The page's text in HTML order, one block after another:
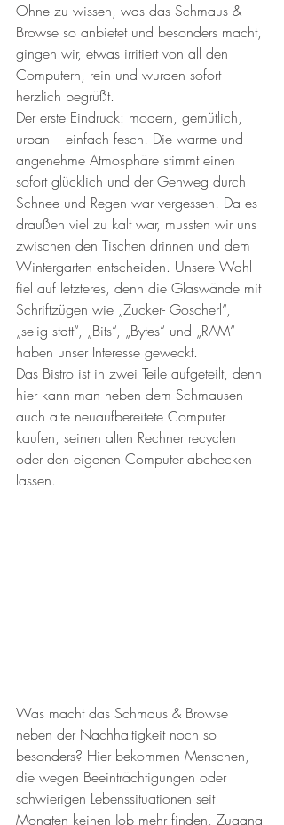
Ohne zu wissen, was das Schmaus &
Browse so anbietet und besonders macht,
gingen wir, etwas irritiert von all den
Computern, rein und wurden sofort
herzlich begrüßt.
Der erste Eindruck: modern, gemütlich,
urban – einfach fesch! Die warme und
angenehme Atmosphäre stimmt einen
sofort glücklich und der Gehweg durch
Schnee und Regen war vergessen! Da es
draußen viel zu kalt war, mussten wir uns
zwischen den Tischen drinnen und dem
Wintergarten entscheiden. Unsere Wahl
fiel auf letzteres, denn die Glaswände mit
Schriftzügen wie „Zucker- Goscherl“,
„selig statt“, „Bits“, „Bytes“ und „RAM“
haben unser Interesse geweckt.
Das Bistro ist in zwei Teile aufgeteilt, denn
hier kann man neben dem Schmausen
auch alte neuaufbereitete Computer
kaufen, seinen alten Rechner recyclen
oder den eigenen Computer abchecken
lassen.
Was macht das Schmaus & Browse
neben der Nachhaltigkeit noch so
besonders? Hier bekommen Menschen,
die wegen Beeinträchtigungen oder
schwierigen Lebenssituationen seit
Monaten keinen Job mehr finden, Zugang